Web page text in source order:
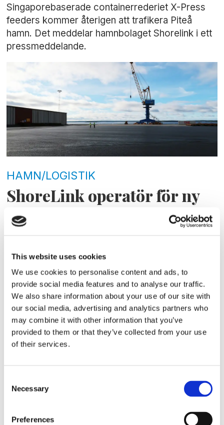
This website uses cookies
We use cookies to personalise content and ads, to
provide social media features and to analyse our traffic.
We also share information about your use of our site with
our social media, advertising and analytics partners who
may combine it with other information that you’ve
provided to them or that they’ve collected from your use
of their services.
Selection
Necessary
Preferences
Singaporebaserade containerrederiet X-Press
feeders kommer återigen att trafikera Piteå
hamn. Det meddelar hamnbolaget Shorelink i ett
pressmeddelande.
HAMN/LOGISTIK
ShoreLink operatör för ny
hamndel
OHS välkomnar rådet